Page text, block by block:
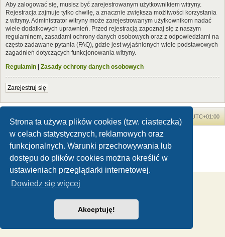
Strona ta używa plików cookies (tzw. ciasteczka)
w celach statystycznych, reklamowych oraz
funkcjonalnych. Warunki przechowywania lub
dostępu do plików cookies można określić w
ustawieniach przeglądarki internetowej.
Dowiedz się więcej
Akceptuję!
Aby zalogować się, musisz być zarejestrowanym użytkownikiem witryny.
Rejestracja zajmuje tylko chwilę, a znacznie zwiększa możliwości korzystania
z witryny. Administrator witryny może zarejestrowanym użytkownikom nadać
wiele dodatkowych uprawnień. Przed rejestracją zapoznaj się z naszym
regulaminem, zasadami ochrony danych osobowych oraz z odpowiedziami na
często zadawane pytania (FAQ), gdzie jest wyjaśnionych wiele podstawowych
zagadnień dotyczących funkcjonowania witryny.
Regulamin | Zasady ochrony danych osobowych
Zarejestruj się
UTC+01:00
Dinozaury.com© 2006-2020
Technologię dostarczaphpBB® Forum Software © phpBB Limited
Zasady ochrony danych osobowych|Regulamin